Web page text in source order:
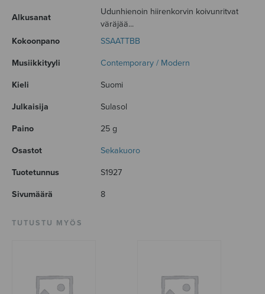
Alkusanat
Udunhienoin hiirenkorvin koivunritvat
väräjää...
Kokoonpano
SSAATTBB
Musiikkityyli Contemporary / Modern
Kieli Suomi
Julkaisija Sulasol
Paino 25 g
Osastot Sekakuoro
Tuotetunnus S1927
Sivumäärä 8
TUTUSTU MYÖS